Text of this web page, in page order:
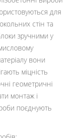
для
стін та
зручними у
вони
міцність
геометричні
монтаж і
поєднують